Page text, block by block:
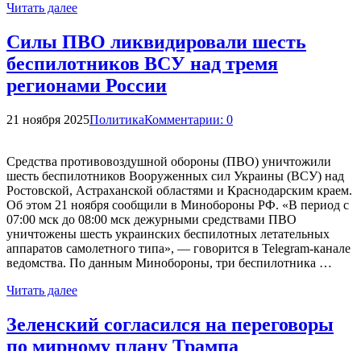
Читать далее
Силы ПВО ликвидировали шесть
беспилотников ВСУ над тремя
регионами России
21 ноября 2025ПолитикаКомментарии: 0
Средства противовоздушной обороны (ПВО) уничтожили
шесть беспилотников Вооруженных сил Украины (ВСУ) над
Ростовской, Астраханской областями и Краснодарским краем.
Об этом 21 ноября сообщили в Минобороны РФ. «В период с
07:00 мск до 08:00 мск дежурными средствами ПВО
уничтожены шесть украинских беспилотных летательных
аппаратов самолетного типа», — говорится в Telegram-канале
ведомства. По данным Минобороны, три беспилотника …
Читать далее
Зеленский согласился на переговоры
по мирному плану Трампа